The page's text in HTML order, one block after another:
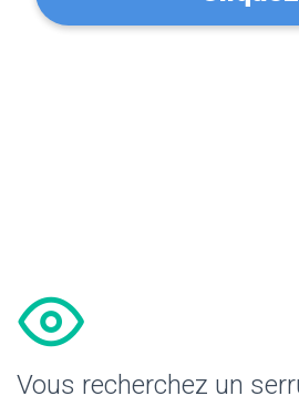
Vous recherchez un